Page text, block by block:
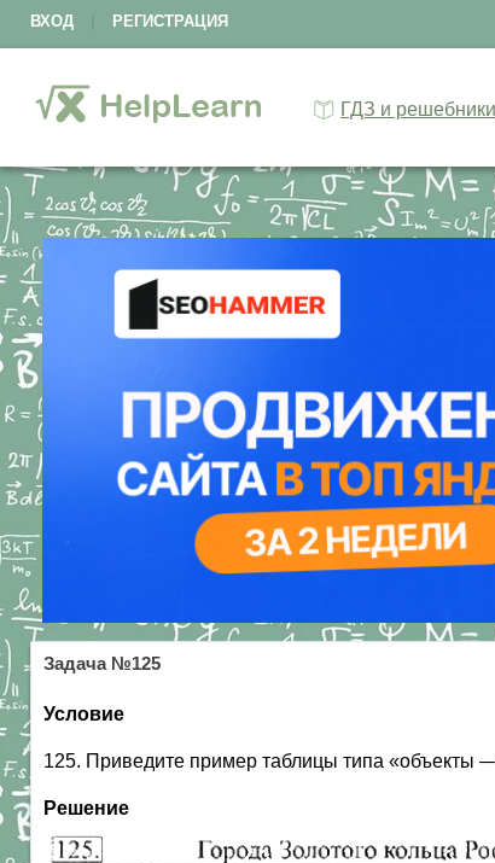
ВХОД РЕГИСТРАЦИЯ
ГДЗ и решебники
Задача №125
Условие
125. Приведите пример таблицы типа «объекты
Решение